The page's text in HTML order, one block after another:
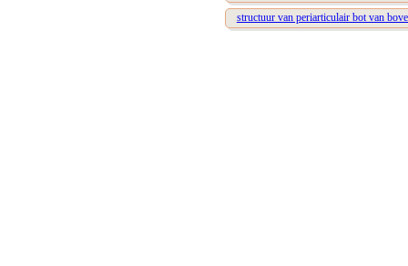
structuur van periarticulair bot van